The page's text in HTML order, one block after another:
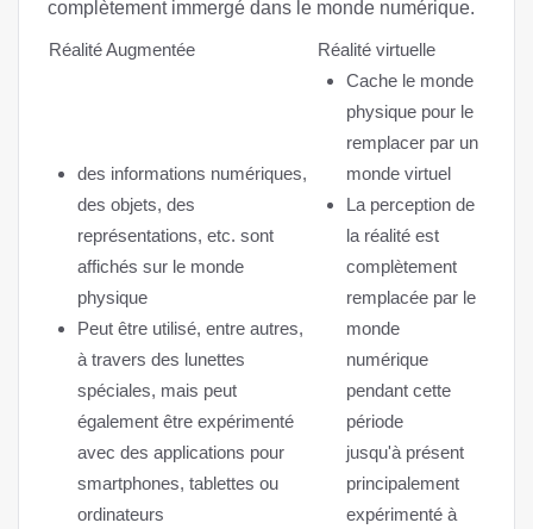
complètement immergé dans le monde numérique.
Réalité Augmentée Réalité virtuelle
des informations numériques,
des objets, des
représentations, etc. sont
affichés sur le monde
physique
Peut être utilisé, entre autres,
à travers des lunettes
spéciales, mais peut
également être expérimenté
avec des applications pour
smartphones, tablettes ou
ordinateurs
Cache le monde
physique pour le
remplacer par un
monde virtuel
La perception de
la réalité est
complètement
remplacée par le
monde
numérique
pendant cette
période
jusqu'à présent
principalement
expérimenté à